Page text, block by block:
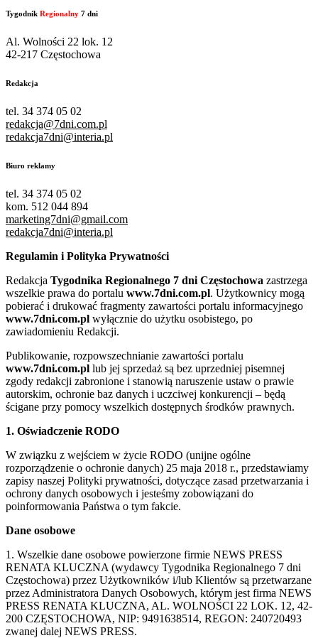
Tygodnik Regionalny 7 dni
Al. Wolności 22 lok. 12
42-217 Częstochowa
Redakcja
tel. 34 374 05 02
redakcja@7dni.com.pl
redakcja7dni@interia.pl
Biuro reklamy
tel. 34 374 05 02
kom. 512 044 894
marketing7dni@gmail.com
redakcja7dni@interia.pl
Regulamin i Polityka Prywatności
Redakcja Tygodnika Regionalnego 7 dni Częstochowa zastrzega
wszelkie prawa do portalu www.7dni.com.pl. Użytkownicy mogą
pobierać i drukować fragmenty zawartości portalu informacyjnego
www.7dni.com.pl wyłącznie do użytku osobistego, po
zawiadomieniu Redakcji.
Publikowanie, rozpowszechnianie zawartości portalu
www.7dni.com.pl lub jej sprzedaż są bez uprzedniej pisemnej
zgody redakcji zabronione i stanowią naruszenie ustaw o prawie
autorskim, ochronie baz danych i uczciwej konkurencji – będą
ścigane przy pomocy wszelkich dostępnych środków prawnych.
1. Oświadczenie RODO
W związku z wejściem w życie RODO (unijne ogólne
rozporządzenie o ochronie danych) 25 maja 2018 r., przedstawiamy
zapisy naszej Polityki prywatności, dotyczące zasad przetwarzania i
ochrony danych osobowych i jesteśmy zobowiązani do
poinformowania Państwa o tym fakcie.
Dane osobowe
1. Wszelkie dane osobowe powierzone firmie NEWS PRESS
RENATA KLUCZNA (wydawcy Tygodnika Regionalnego 7 dni
Częstochowa) przez Użytkowników i/lub Klientów są przetwarzane
przez Administratora Danych Osobowych, którym jest firma NEWS
PRESS RENATA KLUCZNA, AL. WOLNOŚCI 22 LOK. 12, 42-
200 CZĘSTOCHOWA, NIP: 9491638514, REGON: 240720493
zwanej dalej NEWS PRESS.